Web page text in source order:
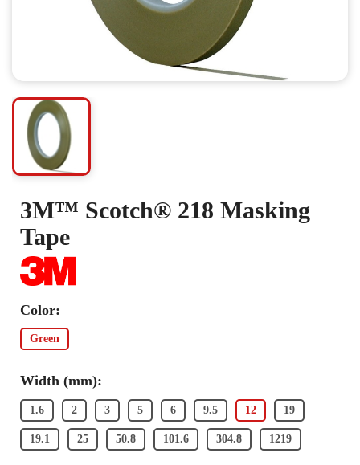
3M™ Scotch® 218 Masking
Tape
Color:
Green
Width (mm):
1.6 2 3 5 6 9.5 12 19
19.1 25 50.8 101.6 304.8 1219